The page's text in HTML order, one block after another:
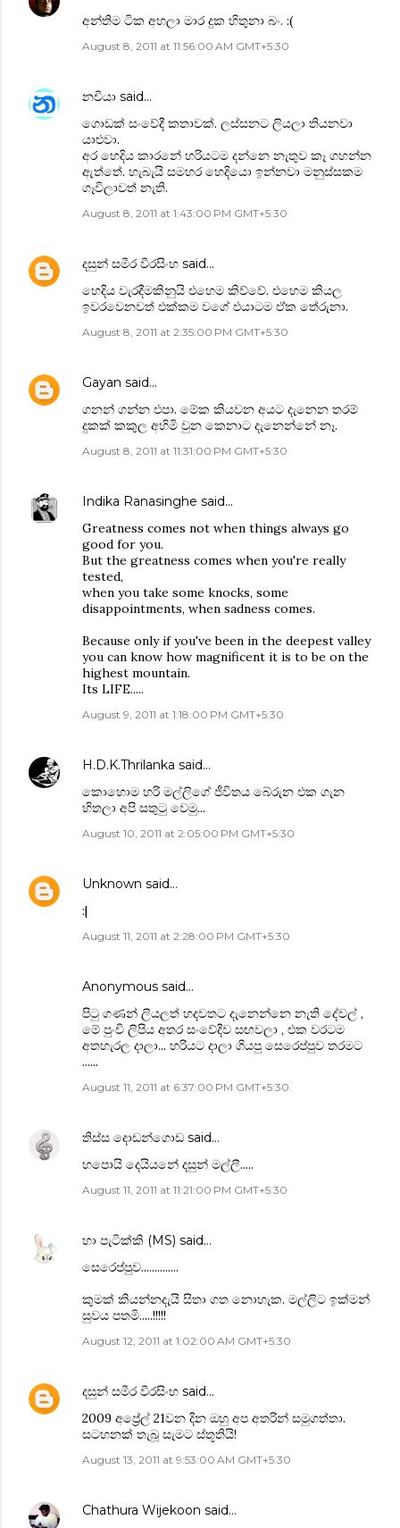
අන්තිම ටික අහලා මාර දුක හිතුනා බං. :(
August 8, 2011 at 11:56:00 AM GMT+5:30
නචියා said…
ගොඩක් සංවේදී කතාවක්. ලස්සනට ලියලා තියනවා
යාළුවා.
අර හෙදිය කාරනේ හරියටම දන්නෙ නැතුව කෑ ගහන්න
ඇත්තේ. හැබැයි සමහර හෙදියො ඉන්නවා මනුස්සකම
ගෑවිලාවත් නැති.
August 8, 2011 at 1:43:00 PM GMT+5:30
දසුන් සමීර වීරසිංහ said…
හෙදිය වැරදීමකිනුයි එහෙම කිව්වේ. එහෙම කියල
ඉවරවෙනවත් එක්කම වගේ එයාටම ඒක තේරුනා.
August 8, 2011 at 2:35:00 PM GMT+5:30
Gayan said…
ගනන් ගන්න එපා. මේක කියවන අයට දැනෙන තරම්
දුකක් කකුල අහිමි වුන කෙනාට දැනෙන්නේ නෑ.
August 8, 2011 at 11:31:00 PM GMT+5:30
Indika Ranasinghe said…
Greatness comes not when things always go
good for you.
But the greatness comes when you're really
tested,
when you take some knocks, some
disappointments, when sadness comes.
Because only if you've been in the deepest valley
you can know how magnificent it is to be on the
highest mountain.
Its LIFE.....
August 9, 2011 at 1:18:00 PM GMT+5:30
H.D.K.Thrilanka said…
කොහොම හරි මල්ලිගේ ජීවිතය බේරුන එක ගැන
හිතලා අපි සතුටු වෙමු...
August 10, 2011 at 2:05:00 PM GMT+5:30
Unknown said…
:|
August 11, 2011 at 2:28:00 PM GMT+5:30
Anonymous said…
පිටු ගණන් ලියලත් හදවතට දැනෙන්නෙ නැති දේවල් ,
මේ පුංචි ලිපිය අතර සංවේදීව සඟවලා , එක වරටම
අතහැරල දාලා... හරියට දාලා ගියපු සෙරෙප්පුව තරමට
......
August 11, 2011 at 6:37:00 PM GMT+5:30
තිස්ස දොඩන්ගොඩ said…
හපොයි දෙයියනේ දසුන් මල්ලී.....
August 11, 2011 at 11:21:00 PM GMT+5:30
හා පැටික්කි (MS) said…
‍සෙ‍රෙප්පුව..............
කුමක් කියන්නදැයි සිතා ගත ‍නොහැක. මල්ලිට ඉක්මන්
සුවය පතමි.....!!!!!
August 12, 2011 at 1:02:00 AM GMT+5:30
දසුන් සමීර වීරසිංහ said…
2009 අප්‍රේල් 21වන දින ඔහු අප අතරින් සමුගත්තා.
සටහනක් තැබූ සැමට ස්තූතියි!
August 13, 2011 at 9:53:00 AM GMT+5:30
Chathura Wijekoon said…